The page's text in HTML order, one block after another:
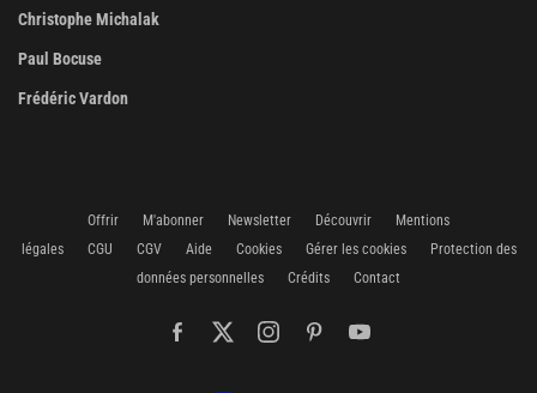
Christophe Michalak
Paul Bocuse
Frédéric Vardon
Offrir M'abonner Newsletter Découvrir
Mentions
légales
CGU CGV Aide Cookies Gérer les cookies
Protection des
données personnelles
Crédits Contact